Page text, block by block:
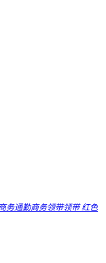
务通勤商务领带领带 红色